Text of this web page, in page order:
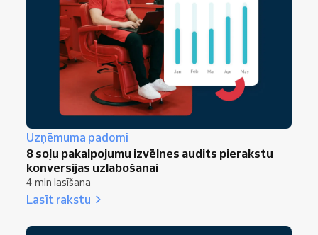
Uzņēmuma padomi
8 soļu pakalpojumu izvēlnes audits pierakstu
konversijas uzlabošanai
4 min lasīšana
Lasīt rakstu